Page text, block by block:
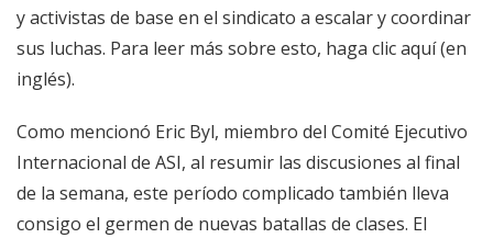
y activistas de base en el sindicato a escalar y coordinar
sus luchas. Para leer más sobre esto, haga clic aquí (en
inglés).
Como mencionó Eric Byl, miembro del Comité Ejecutivo
Internacional de ASI, al resumir las discusiones al final
de la semana, este período complicado también lleva
consigo el germen de nuevas batallas de clases. El